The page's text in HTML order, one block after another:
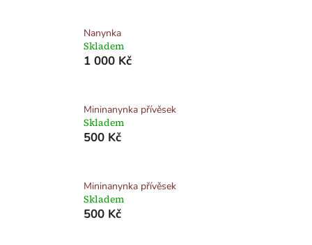
Nanynka
Skladem
1 000 Kč
Mininanynka přívěsek
Skladem
500 Kč
Mininanynka přívěsek
Skladem
500 Kč